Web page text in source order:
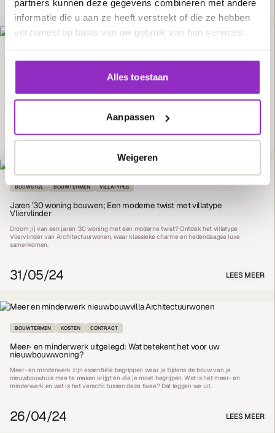
partners kunnen deze gegevens combineren met andere
informatie die u aan ze heeft verstrekt of die ze hebben
verzameld op basis van uw gebruik van hun services.
Alles toestaan
Aanpassen
Weigeren
Een vrijstaand huis bouwen; voordelen en keuzes
creëren die precies bij jou past. Van meer privacy tot ontwerpvrijheid, wij hebben de
voordelen op een rijtje gezet.
28/06/24 LEES MEER
BOUWSTIJL BOUWTERMEN VILLATYPES
Jaren ’30 woning bouwen; Een moderne twist met villatype
Vliervlinder
Droom jij van een jaren ’30 woning met een moderne twist? Ontdek het villatype
Vliervlinder van Architectuurwonen, waar klassieke charme en hedendaagse luxe
samenkomen.
31/05/24 LEES MEER
BOUWTERMEN KOSTEN CONTRACT
Meer- en minderwerk uitgelegd: Wat betekent het voor uw
nieuwbouwwoning?
Meer- en minderwerk zijn essentiële begrippen waar je tijdens de bouw van je
nieuwbouwhuis mee te maken krijgt en die je moet begrijpen. Wat is het meer- en
minderwerk en wat is het verschil tussen deze twee? Dat leggen we uit.
26/04/24 LEES MEER